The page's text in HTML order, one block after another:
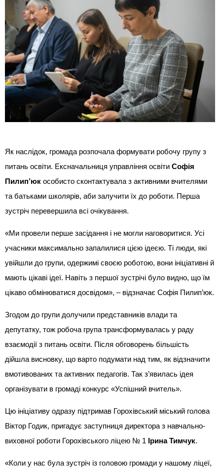
Як наслідок, громада розпочала формувати робочу групу з
питань освіти. Ексначальниця управління освіти Софія
Пилип’юк особисто сконтактувала з активними вчителями
та батьками школярів, аби залучити їх до роботи. Перша
зустріч перевершила всі очікування.
«Ми провели перше засідання і не могли наговоритися. Усі
учасники максимально запалилися цією ідеєю. Ті люди, які
увійшли до групи, одержимі своєю роботою, вони ініціативні й
мають цікаві ідеї. Навіть з першої зустрічі було видно, що їм
цікаво обмінюватися досвідом», – відзначає Софія Пилип’юк.
Згодом до групи долучили представників влади та
депутатку, тож робоча група трансформувалась у раду
взаємодії з питань освіти. Після обговорень більшість
дійшла висновку, що варто подумати над тим, як відзначити
вмотивованих та активних педагогів. Так з’явилась ідея
організувати в громаді конкурс «Успішний вчитель».
Цю ініціативу одразу підтримав Горохівський міський голова
Віктор Годик, пригадує заступниця директора з навчально-
виховної роботи Горохівського ліцею № 1
Ірина Тимчук.
«Коли у нас була зустріч із головою громади у нашому ліцеї,